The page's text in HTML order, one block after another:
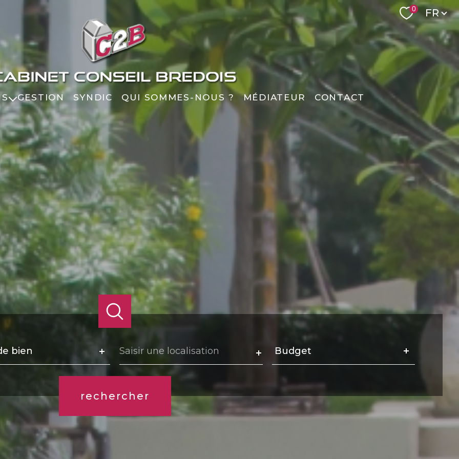
0 Langue
FR
GESTION SYNDIC QUI SOMMES-NOUS ? MÉDIATEUR CONTACT
bien
Budget
Budget
Référence
rechercher